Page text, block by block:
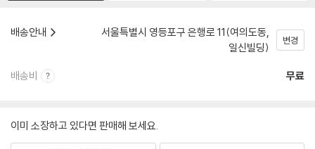
배송안내
서울특별시 영등포구 은행로 11(여의도동,
일신빌딩)
변경
배송비 무료
이미 소장하고 있다면 판매해 보세요.